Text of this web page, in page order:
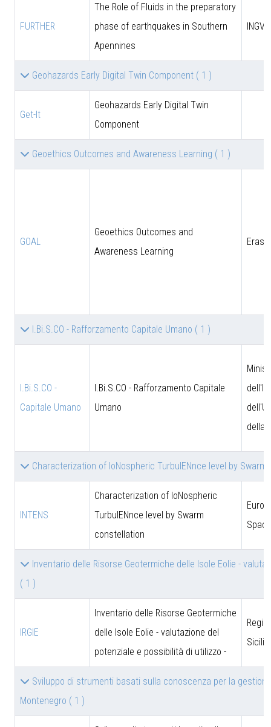
FURTHER
The Role of Fluids in the preparatory
phase of earthquakes in Southern
Apennines
INGV
Geohazards Early Digital Twin Component ( 1 )
Get-It
Geohazards Early Digital Twin
Component
Geoethics Outcomes and Awareness Learning ( 1 )
GOAL
Geoethics Outcomes and
Awareness Learning
I.Bi.S.CO - Rafforzamento Capitale Umano ( 1 )
I.Bi.S.CO -
Capitale Umano
I.Bi.S.CO - Rafforzamento Capitale
Umano
della
Characterization of IoNospheric TurbulENnce level by
INTENS
Characterization of IoNospheric
TurbulENnce level by Swarm
constellation
Inventario delle Risorse Geotermiche delle Isole Eolie -
( 1 )
IRGIE
Inventario delle Risorse Geotermiche
delle Isole Eolie - valutazione del
potenziale e possibilità di utilizzo -
Sviluppo di strumenti basati sulla conoscenza per la
Montenegro ( 1 )